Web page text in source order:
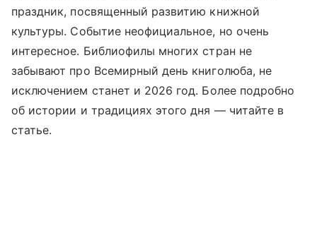
праздник, посвященный развитию книжной
культуры. Событие неофициальное, но очень
интересное. Библиофилы многих стран не
забывают про Всемирный день книголюба, не
исключением станет и 2026 год. Более подробно
об истории и традициях этого дня — читайте в
статье.